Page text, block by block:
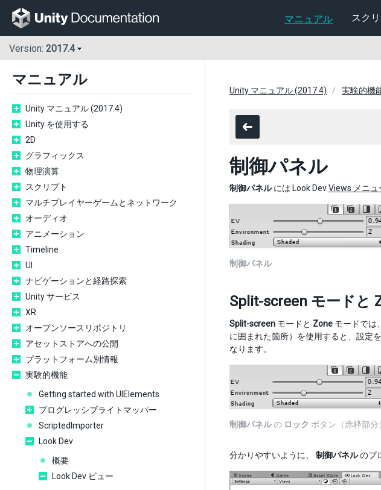
マニュアル スク
Version: 2017.4
マニュアル
Unity マニュアル (2017.4)
Unity を使用する
2D
グラフィックス
物理演算
スクリプト
マルチプレイヤーゲームとネットワーク
オーディオ
アニメーション
Timeline
UI
ナビゲーションと経路探索
Unity サービス
XR
オープンソースリポジトリ
アセットストアへの公開
プラットフォーム別情報
実験的機能
Getting started with UIElements
プログレッシブライトマッパー
ScriptedImporter
Look Dev
概要
Look Dev ビュー
Unity マニュアル (2017.4) 実験的機
制御パネル
制御パネルには Look DevViews メニュ
制御パネル
Split-screen モードと
Split-screen モードと Zone モードでは
に囲まれた箇所）を使用すると、設定
なります。
制御パネルの ロック ボタン（赤枠部分
分かりやすいように、 制御パネルのプ